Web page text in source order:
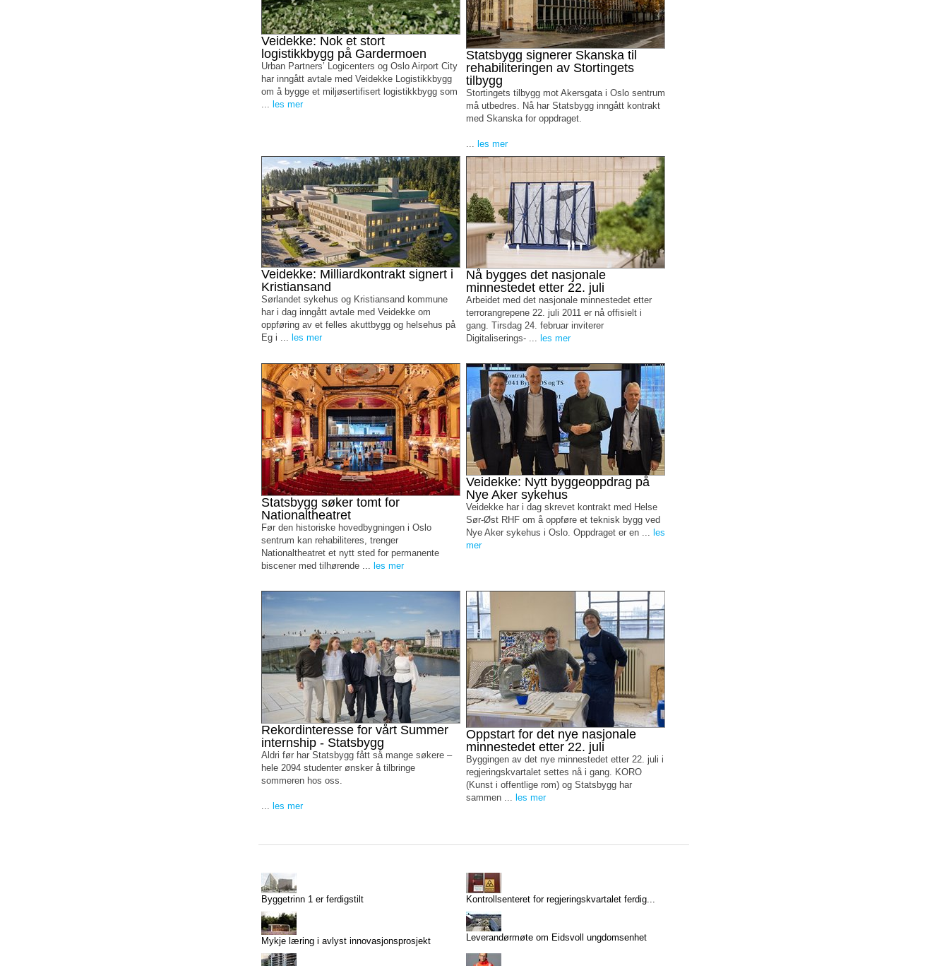
Veidekke: Nok et stort
logistikkbygg på Gardermoen
Urban Partners’ Logicenters og Oslo Airport City
har inngått avtale med Veidekke Logistikkbygg
om å bygge et miljøsertifisert logistikkbygg som
... les mer
Statsbygg signerer Skanska til
rehabiliteringen av Stortingets
tilbygg
Stortingets tilbygg mot Akersgata i Oslo sentrum
må utbedres. Nå har Statsbygg inngått kontrakt
med Skanska for oppdraget.
... les mer
Veidekke: Milliardkontrakt signert i
Kristiansand
Sørlandet sykehus og Kristiansand kommune
har i dag inngått avtale med Veidekke om
oppføring av et felles akuttbygg og helsehus på
Eg i ... les mer
Nå bygges det nasjonale
minnestedet etter 22. juli
Arbeidet med det nasjonale minnestedet etter
terrorangrepene 22. juli 2011 er nå offisielt i
gang. Tirsdag 24. februar inviterer
Digitaliserings- ... les mer
Statsbygg søker tomt for
Nationaltheatret
Før den historiske hovedbygningen i Oslo
sentrum kan rehabiliteres, trenger
Nationaltheatret et nytt sted for permanente
biscener med tilhørende ... les mer
Veidekke: Nytt byggeoppdrag på
Nye Aker sykehus
Veidekke har i dag skrevet kontrakt med Helse
Sør-Øst RHF om å oppføre et teknisk bygg ved
Nye Aker sykehus i Oslo. Oppdraget er en ... les
mer
Rekordinteresse for vårt Summer
internship - Statsbygg
Aldri før har Statsbygg fått så mange søkere –
hele 2094 studenter ønsker å tilbringe
sommeren hos oss.
... les mer
Oppstart for det nye nasjonale
minnestedet etter 22. juli
Byggingen av det nye minnestedet etter 22. juli i
regjeringskvartalet settes nå i gang. KORO
(Kunst i offentlige rom) og Statsbygg har
sammen ... les mer
Byggetrinn 1 er ferdigstilt Kontrollsenteret for regjeringskvartalet ferdig...
Mykje læring i avlyst innovasjonsprosjekt Leverandørmøte om Eidsvoll ungdomsenhet